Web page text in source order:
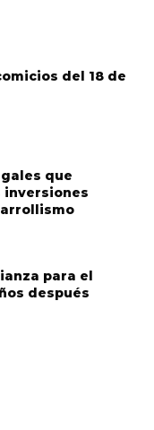
del 18 de
que
inversiones
para el
después